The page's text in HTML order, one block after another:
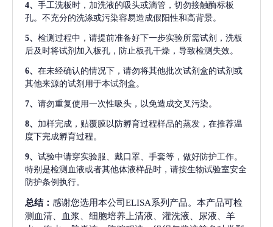
4、 手工洗板时，加洗液的吸头或滴管，切勿接触酶标板
孔。不充分的洗涤或污染容易造成假阳性和高背景。
5、 检测过程中，请提前准备好下一步实验所需试剂，洗板
后及时将试剂加入板孔，防止板孔干燥，导致检测失效。
6、 在未经确认的情况下，请勿将其他批次试剂盒的试剂或
其他来源的试剂用于本试剂盒。
7、 请勿重复使用一次性吸头，以免造成交叉污染。
8、 加样完成，贴覆膜以防孵育过程样品的蒸发，在推荐温
度下完成孵育过程。
9、 试验中请穿实验服、戴口罩、手套等，做好防护工作。
特别是检测血液或者其他体液样品时，请按生物试验室安全
防护条例执行。
总结： 感谢您选用本公司ELISA系列产品。本产品可检
测血清、血浆、细胞培养上清液、灌洗液、尿液、羊